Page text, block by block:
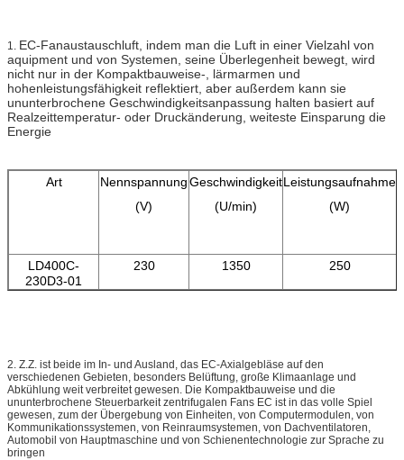
1. EC-Fanaustauschluft, indem man die Luft in einer Vielzahl von
aquipment und von Systemen, seine Überlegenheit bewegt, wird
nicht nur in der Kompaktbauweise-, lärmarmen und
hohenleistungsfähigkeit reflektiert, aber außerdem kann sie
ununterbrochene Geschwindigkeitsanpassung halten basiert auf
Realzeittemperatur- oder Druckänderung, weiteste Einsparung die
Energie
Art
Nennspannung
(V)
Geschwindigkeit
(U/min)
Leistungsaufnahme
(W)
LD400C-
230D3-01
230 1350 250
2. Z.Z. ist beide im In- und Ausland, das EC-Axialgebläse auf den
verschiedenen Gebieten, besonders Belüftung, große Klimaanlage und
Abkühlung weit verbreitet gewesen. Die Kompaktbauweise und die
ununterbrochene Steuerbarkeit zentrifugalen Fans EC ist in das volle Spiel
gewesen, zum der Übergebung von Einheiten, von Computermodulen, von
Kommunikationssystemen, von Reinraumsystemen, von Dachventilatoren,
Automobil von Hauptmaschine und von Schienentechnologie zur Sprache zu
bringen